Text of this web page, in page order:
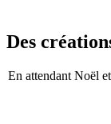
Des
En attendant Noël